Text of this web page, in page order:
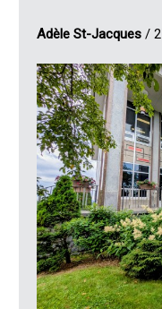
Adèle St-Jacques /